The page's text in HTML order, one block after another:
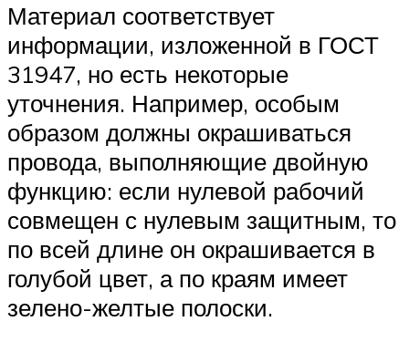
Материал соответствует
информации, изложенной в ГОСТ
31947, но есть некоторые
уточнения. Например, особым
образом должны окрашиваться
провода, выполняющие двойную
функцию: если нулевой рабочий
совмещен с нулевым защитным, то
по всей длине он окрашивается в
голубой цвет, а по краям имеет
зелено-желтые полоски.